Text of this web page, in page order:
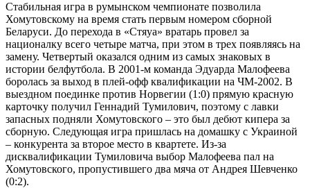
Стабильная игра в румынском чемпионате позволила
Хомутовскому на время стать первым номером сборной
Беларуси. До перехода в «Стяуа» вратарь провел за
националку всего четыре матча, при этом в трех появляясь на
замену. Четвертый оказался одним из самых знаковых в
истории белфутбола. В 2001-м команда Эдуарда Малофеева
боролась за выход в плей-офф квалификации на ЧМ-2002. В
выездном поединке против Норвегии (1:0) прямую красную
карточку получил Геннадий Тумилович, поэтому с лавки
запасных подняли Хомутовского – это был дебют кипера за
сборную. Следующая игра пришлась на домашку с Украиной
– конкурента за второе место в квартете. Из-за
дисквалификации Тумиловича выбор Малофеева пал на
Хомутовского, пропустившего два мяча от Андрея Шевченко
(0:2).